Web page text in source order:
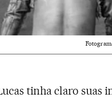
tinha claro suas